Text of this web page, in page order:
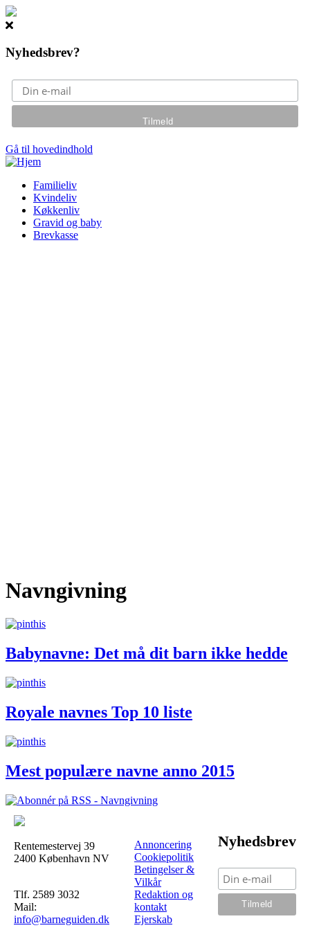
Nyhedsbrev?
Gå til hovedindhold
Familieliv
Kvindeliv
Køkkenliv
Gravid og baby
Brevkasse
Navngivning
Babynavne: Det må dit barn ikke hedde
Royale navnes Top 10 liste
Mest populære navne anno 2015
Rentemestervej 39
2400 København NV
Tlf. 2589 3032
Mail:
info@barneguiden.dk
Annoncering
Cookiepolitik
Betingelser &
Vilkår
Redaktion og
kontakt
Ejerskab
Nyhedsbrev